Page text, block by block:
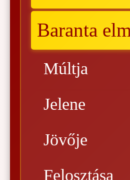
Baranta
Múltja
Jelene
Jövője
Felosztása